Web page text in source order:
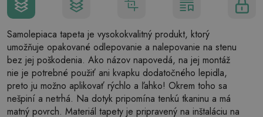
Samolepiaca tapeta je vysokokvalitný produkt, ktorý
umožňuje opakované odlepovanie a nalepovanie na stenu
bez jej poškodenia. Ako názov napovedá, na jej montáž
nie je potrebné použiť ani kvapku dodatočného lepidla,
preto ju možno aplikovať rýchlo a ľahko! Okrem toho sa
nešpiní a netrhá. Na dotyk pripomína tenkú tkaninu a má
matný povrch. Materiál tapety je pripravený na inštaláciu na